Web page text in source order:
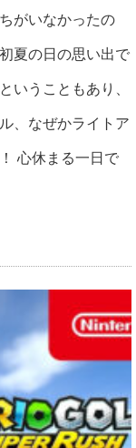
がいなかったの
夏の日の思い出で
いうこともあり、
、なぜかライトア
心休まる一日で